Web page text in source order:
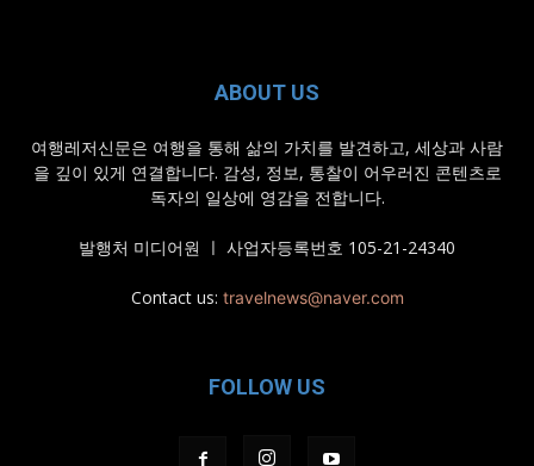
ABOUT US
여행레저신문은 여행을 통해 삶의 가치를 발견하고, 세상과 사람
을 깊이 있게 연결합니다. 감성, 정보, 통찰이 어우러진 콘텐츠로
독자의 일상에 영감을 전합니다.
발행처 미디어원 ㅣ 사업자등록번호 105-21-24340
Contact us: travelnews@naver.com
FOLLOW US